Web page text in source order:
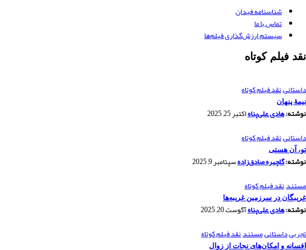
شناسنامه فیدان
تماس با ما
سیستم ارزش‌گذاری فیلم‌ها
نقد فیلم کوتاه
داستانی,نقد فیلم کوتاه
نیمۀ پنهان
نوشته:هادی علی‌پناهاکتبر 25, 2025
داستانی,نقد فیلم کوتاه
تو، آن هستی
نوشته:گلچهره صادق‌زادهسپتامبر 9, 2025
مستند,نقد فیلم کوتاه
غریبگان در سرزمین غریبه‌ها
نوشته:هادی علی‌پناهآگوست 20, 2025
تجربی,داستانی,مستند,نقد فیلم کوتاه
افسانه‌ و امکان‌های نجات از زوال